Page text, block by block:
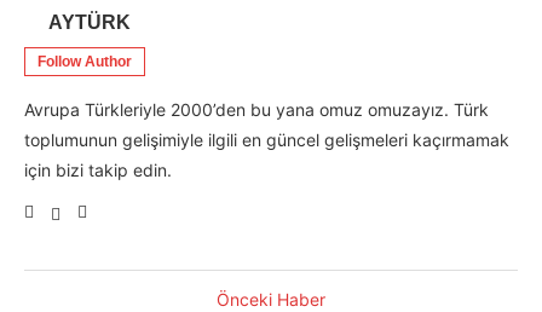
AYTÜRK
Follow Author
Avrupa Türkleriyle 2000’den bu yana omuz omuzayız. Türk
toplumunun gelişimiyle ilgili en güncel gelişmeleri kaçırmamak
için bizi takip edin.
Önceki Haber